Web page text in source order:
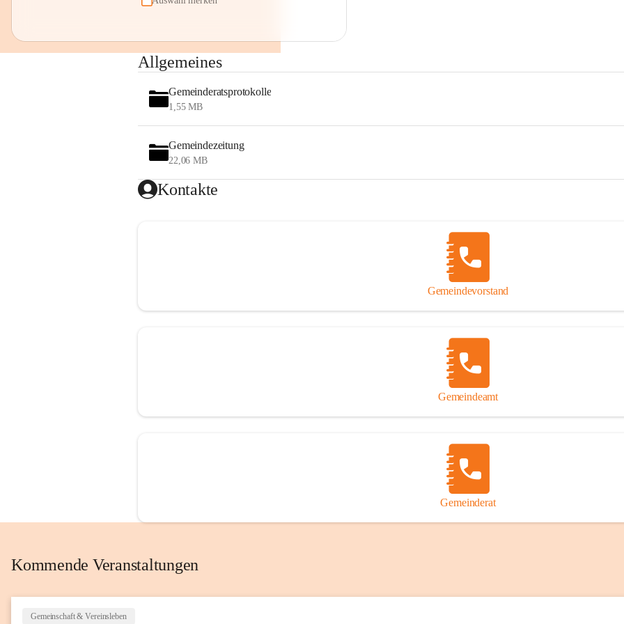
Allgemeines
Gemeinderatsprotokolle
1,55 MB
Gemeindezeitung
22,06 MB
Kontakte
Gemeindevorstand
Gemeindeamt
Gemeinderat
Kommende Veranstaltungen
Gemeinschaft & Vereinsleben